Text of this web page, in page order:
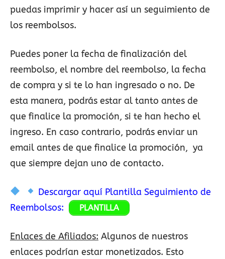
puedas imprimir y hacer así un seguimiento de
los reembolsos.
Puedes poner la fecha de finalización del
reembolso, el nombre del reembolso, la fecha
de compra y si te lo han ingresado o no. De
esta manera, podrás estar al tanto antes de
que finalice la promoción, si te han hecho el
ingreso. En caso contrario, podrás enviar un
email antes de que finalice la promoción, ya
que siempre dejan uno de contacto.
Descargar aquí Plantilla Seguimiento de
Reembolsos:
PLANTILLA
Enlaces de Afiliados: Algunos de nuestros
enlaces podrían estar monetizados. Esto